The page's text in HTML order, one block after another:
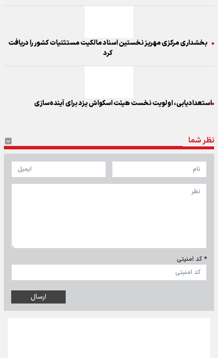
بخشداری مرکزی مهریز نخستین اسناد مالکیت مستثنیات کشور را دریافت
کرد
استعدادیابی، اولویت نخست هیئت اسکواش یزد برای آینده‌سازی
نظر شما
* کد امنیتی